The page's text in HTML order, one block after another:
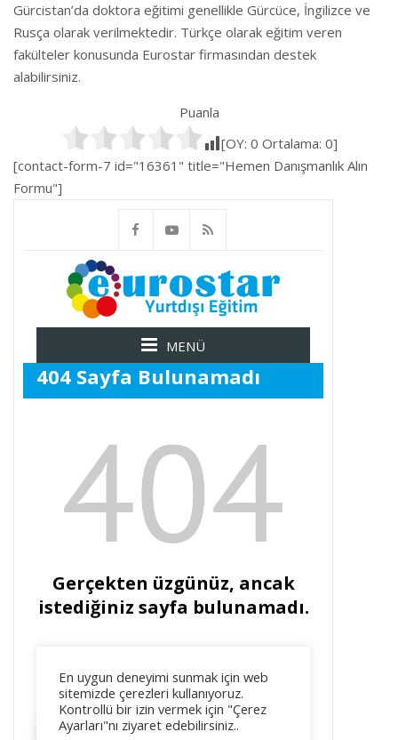
Gürcistan’da doktora eğitimi genellikle Gürcüce, İngilizce ve
Rusça olarak verilmektedir. Türkçe olarak eğitim veren
fakülteler konusunda Eurostar firmasından destek
alabilirsiniz.
Puanla
[OY: 0 Ortalama: 0]
[contact-form-7 id="16361" title="Hemen Danışmanlık Alın
Formu"]